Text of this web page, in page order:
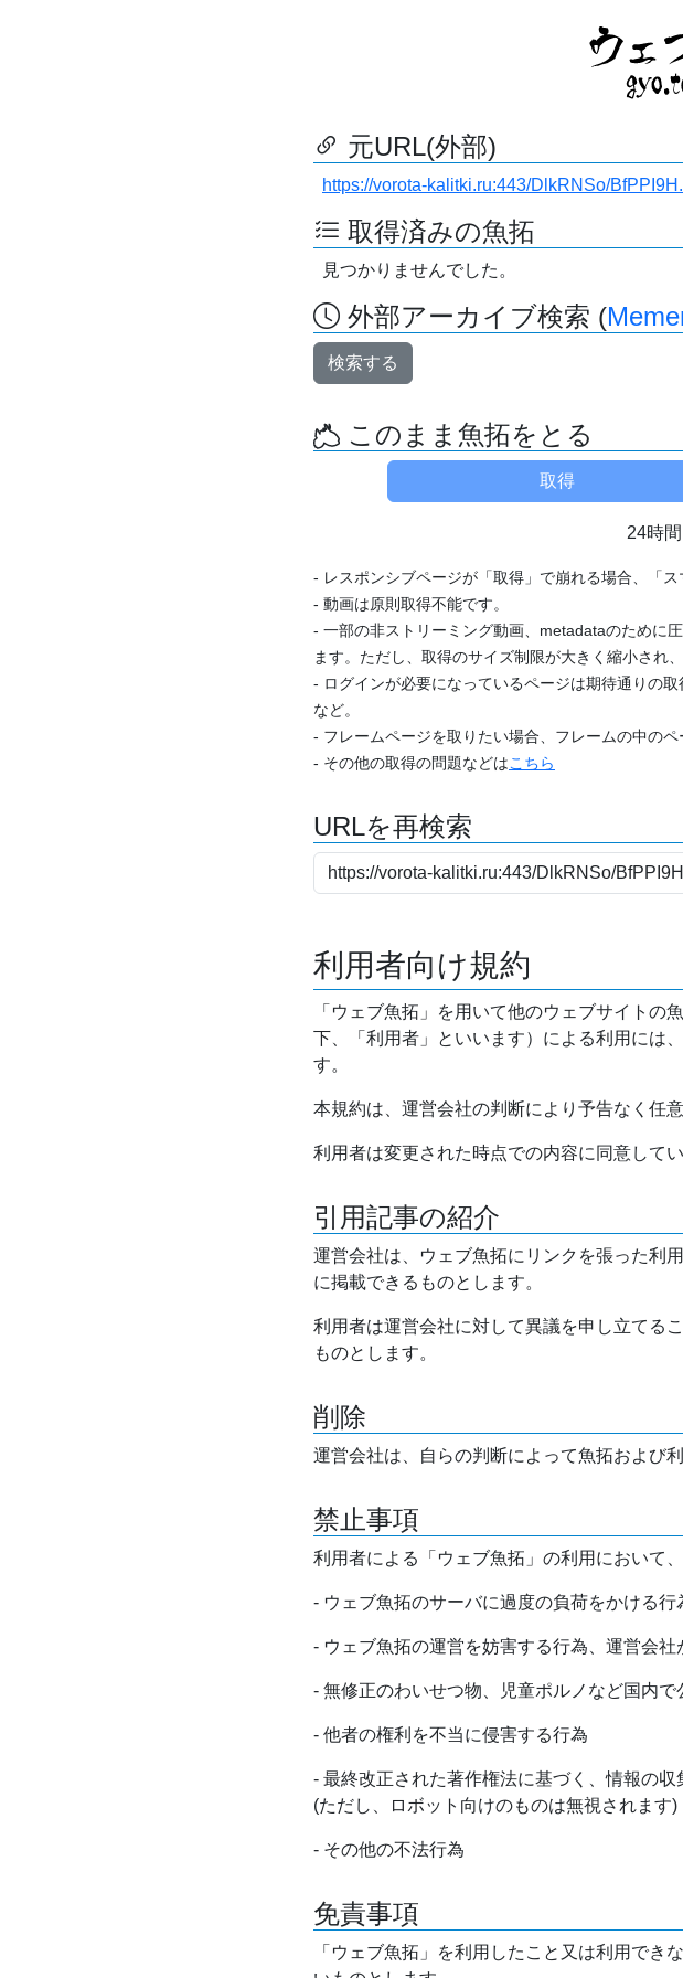
元URL(外部)
https://vorota-kalitki.ru:443/DlkRNSo/
取得済みの魚拓
見つかりませんでした。
外部アーカイブ検索 (
検索する
このまま魚拓をとる
24時
- レスポンシブページが「取得」で崩れる場合、「ス
- 動画は原則取得不能です。
- 一部の非ストリーミング動画、metadataのために
ます。ただし、取得のサイズ制限が大きく縮小され
- ログインが必要になっているページは期待通りの
など。
- フレームページを取りたい場合、フレームの中の
- その他の取得の問題などはこちら
URLを再検索
利用者向け規約
「ウェブ魚拓」を用いて他のウェブサイトの
下、「利用者」といいます）による利用には
す。
本規約は、運営会社の判断により予告なく任
利用者は変更された時点での内容に同意して
引用記事の紹介
運営会社は、ウェブ魚拓にリンクを張った利
に掲載できるものとします。
利用者は運営会社に対して異議を申し立てる
ものとします。
削除
運営会社は、自らの判断によって魚拓および
禁止事項
利用者による「ウェブ魚拓」の利用において
- ウェブ魚拓のサーバに過度の負荷をかける行
- ウェブ魚拓の運営を妨害する行為、運営会
- 無修正のわいせつ物、児童ポルノなど国内で
- 他者の権利を不当に侵害する行為
- 最終改正された著作権法に基づく、情報の
(ただし、ロボット向けのものは無視されます)
- その他の不法行為
免責事項
「ウェブ魚拓」を利用したこと又は利用でき